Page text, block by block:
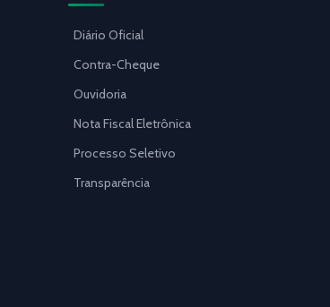
Diário Oficial
Contra-Cheque
Ouvidoria
Nota Fiscal Eletrônica
Processo Seletivo
Transparência